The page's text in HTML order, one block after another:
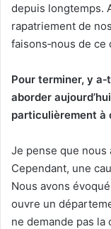
depuis longtemps.
rapatriement de
faisons‑nous de
Pour terminer, y a‑t
aborder
particulièrement à
Je pense que nous
Cependant, une
Nous avons
ouvre un
ne demande pas la